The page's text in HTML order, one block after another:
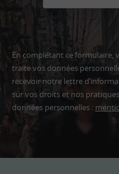
En complétant ce formulaire,
traite vos données
recevoir notre lettre
sur vos droits et nos
données personnelles :
Adresse